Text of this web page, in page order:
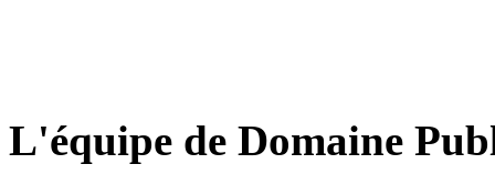
L'équipe de Domaine